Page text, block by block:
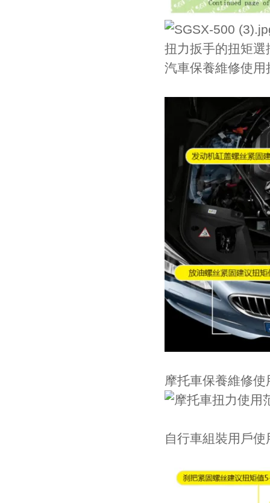
扭力扳手的扭矩
汽車保養維修使用
摩托車保養維修
自行車組裝用戶